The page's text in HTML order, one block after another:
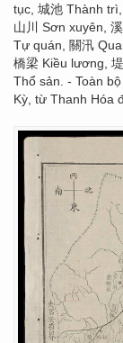
tục, 城池 Thành
山川 Sơn xuyên,
Tự quán, 關汛
橋梁 Kiều lương,
Thổ sản. - Toàn
Kỳ, từ Thanh Hóa